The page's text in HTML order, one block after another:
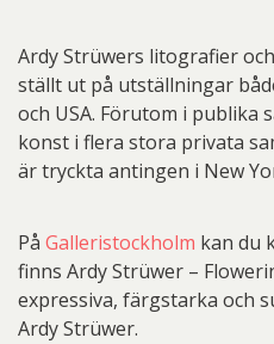
Ardy Strüwers litografier
ställt ut på utställningar
och USA. Förutom i publika
konst i flera stora privata
är tryckta antingen i New
På Galleristockholm kan du
finns Ardy Strüwer –
expressiva, färgstarka och
Ardy Strüwer.